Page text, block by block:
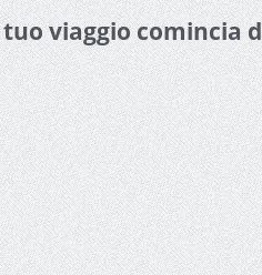
viaggio comincia